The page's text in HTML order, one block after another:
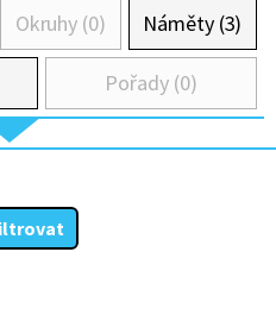
Okruhy (0) Náměty (3)
Pořady (0)